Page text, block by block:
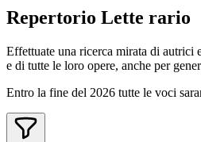
Repertorio Lette rario
Effettuate una ricerca mirata di autrici
e di tutte le loro opere, anche per
Entro la fine del 2026 tutte le voci